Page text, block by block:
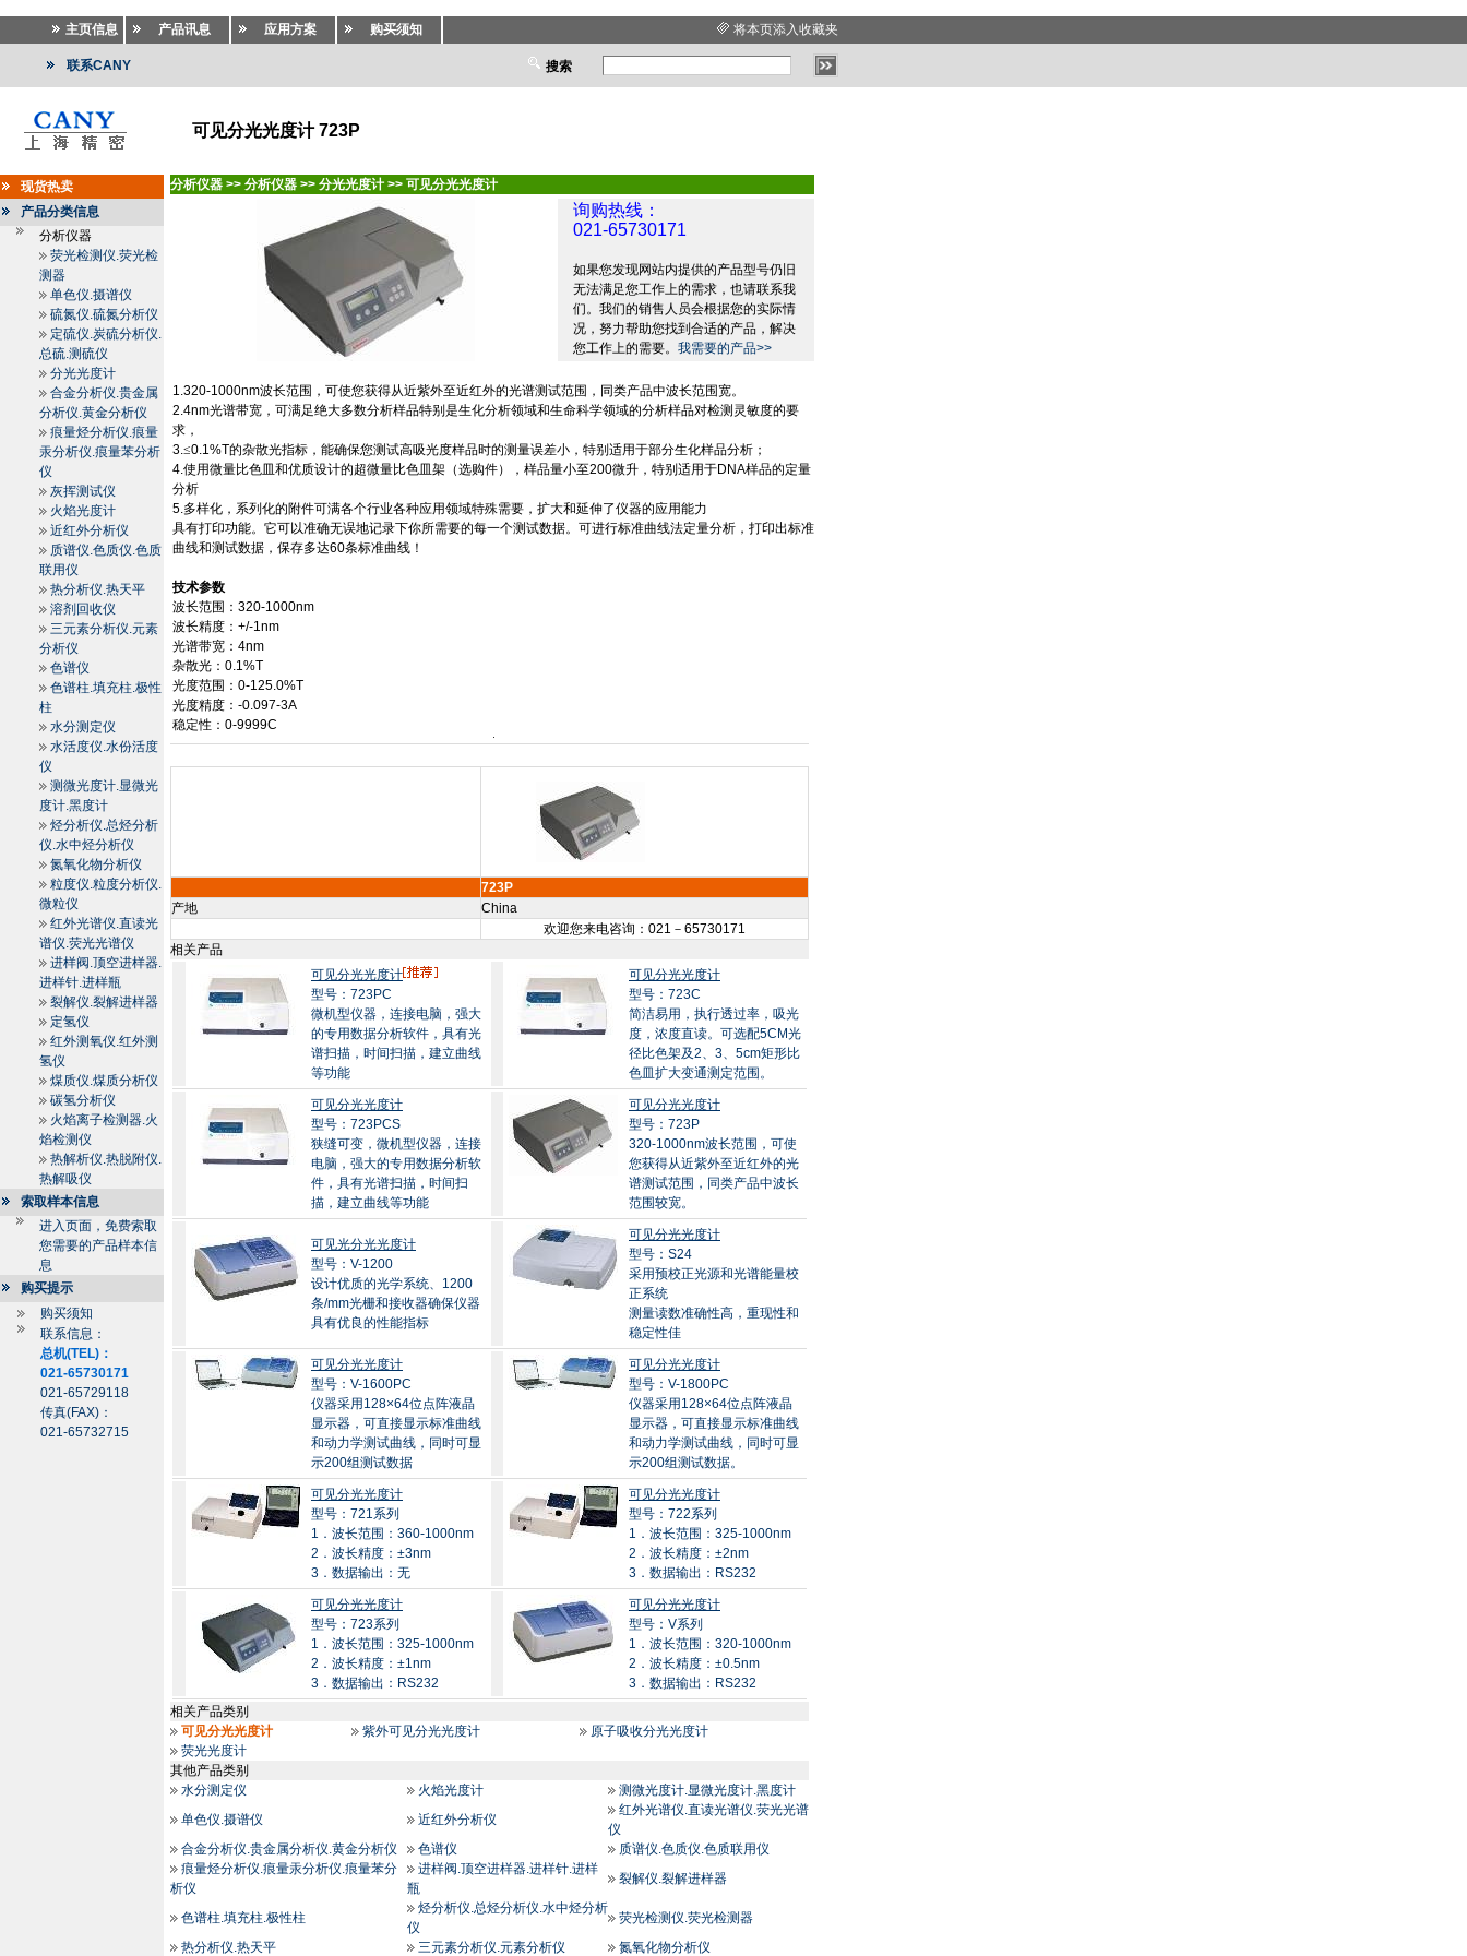
主页信息 产品讯息 应用方案 购买须知 将本页添入收藏夹
联系CANY 搜索
可见分光光度计 723P
现货热卖
产品分类信息
分析仪器
荧光检测仪.荧光检
测器
单色仪.摄谱仪
硫氮仪.硫氮分析仪
定硫仪.炭硫分析仪.
总硫.测硫仪
分光光度计
合金分析仪.贵金属
分析仪.黄金分析仪
痕量烃分析仪.痕量
汞分析仪.痕量苯分析
仪
灰挥测试仪
火焰光度计
近红外分析仪
质谱仪.色质仪.色质
联用仪
热分析仪.热天平
溶剂回收仪
三元素分析仪.元素
分析仪
色谱仪
色谱柱.填充柱.极性
柱
水分测定仪
水活度仪.水份活度
仪
测微光度计.显微光
度计.黑度计
烃分析仪.总烃分析
仪.水中烃分析仪
氮氧化物分析仪
粒度仪.粒度分析仪.
微粒仪
红外光谱仪.直读光
谱仪.荧光光谱仪
进样阀.顶空进样器.
进样针.进样瓶
裂解仪.裂解进样器
定氢仪
红外测氧仪.红外测
氢仪
煤质仪.煤质分析仪
碳氢分析仪
火焰离子检测器.火
焰检测仪
热解析仪.热脱附仪.
热解吸仪
索取样本信息
进入页面，免费索取
您需要的产品样本信
息
购买提示
购买须知
联系信息：
总机(TEL)：
021-65730171
021-65729118
传真(FAX)：
021-65732715
分析仪器 >> 分析仪器 >> 分光光度计 >> 可见分光光度计
询购热线：
021-65730171
如果您发现网站内提供的产品型号仍旧
无法满足您工作上的需求，也请联系我
们。我们的销售人员会根据您的实际情
况，努力帮助您找到合适的产品，解决
您工作上的需要。 我需要的产品>>
1.320-1000nm波长范围，可使您获得从近紫外至近红外的光谱测试范围，同类产品中波长范围宽。
2.4nm光谱带宽，可满足绝大多数分析样品特别是生化分析领域和生命科学领域的分析样品对检测灵敏度的要
求，
3.≤0.1%T的杂散光指标，能确保您测试高吸光度样品时的测量误差小，特别适用于部分生化样品分析；
4.使用微量比色皿和优质设计的超微量比色皿架（选购件），样品量小至200微升，特别适用于DNA样品的定量
分析
5.多样化，系列化的附件可满各个行业各种应用领域特殊需要，扩大和延伸了仪器的应用能力
具有打印功能。它可以准确无误地记录下你所需要的每一个测试数据。可进行标准曲线法定量分析，打印出标准
曲线和测试数据，保存多达60条标准曲线！
技术参数
波长范围： 320-1000nm
波长精度： +/-1nm
光谱带宽： 4nm
杂散光： 0.1%T
光度范围： 0-125.0%T
光度精度： -0.097-3A
稳定性： 0-9999C
723P
产地
China
欢迎您来电咨询：021－65730171
相关产品
可见分光光度计
型号：723PC
微机型仪器，连接电脑，强大
的专用数据分析软件，具有光
谱扫描，时间扫描，建立曲线
等功能
可见分光光度计
型号：723C
简洁易用，执行透过率，吸光
度，浓度直读。可选配5CM光
径比色架及2、3、5cm矩形比
色皿扩大变通测定范围。
可见分光光度计
型号：723PCS
狭缝可变，微机型仪器，连接
电脑，强大的专用数据分析软
件，具有光谱扫描，时间扫
描，建立曲线等功能
可见分光光度计
型号：723P
320-1000nm波长范围，可使
您获得从近紫外至近红外的光
谱测试范围，同类产品中波长
范围较宽。
可见光分光光度计
型号：V-1200
设计优质的光学系统、1200
条/mm光栅和接收器确保仪器
具有优良的性能指标
可见分光光度计
型号：S24
采用预校正光源和光谱能量校
正系统
测量读数准确性高，重现性和
稳定性佳
可见分光光度计
型号：V-1600PC
仪器采用128×64位点阵液晶
显示器，可直接显示标准曲线
和动力学测试曲线，同时可显
示200组测试数据
可见分光光度计
型号：V-1800PC
仪器采用128×64位点阵液晶
显示器，可直接显示标准曲线
和动力学测试曲线，同时可显
示200组测试数据。
可见分光光度计
型号：721系列
1．波长范围：360-1000nm
2．波长精度：±3nm
3．数据输出：无
可见分光光度计
型号：722系列
1．波长范围：325-1000nm
2．波长精度：±2nm
3．数据输出：RS232
可见分光光度计
型号：723系列
1．波长范围：325-1000nm
2．波长精度：±1nm
3．数据输出：RS232
可见分光光度计
型号：V系列
1．波长范围：320-1000nm
2．波长精度：±0.5nm
3．数据输出：RS232
相关产品类别
可见分光光度计
紫外可见分光光度计
原子吸收分光光度计
荧光光度计
其他产品类别
水分测定仪
火焰光度计
测微光度计.显微光度计.黑度计
单色仪.摄谱仪
近红外分析仪
红外光谱仪.直读光谱仪.荧光光谱
仪
合金分析仪.贵金属分析仪.黄金分析仪
色谱仪
质谱仪.色质仪.色质联用仪
痕量烃分析仪.痕量汞分析仪.痕量苯分
析仪
进样阀.顶空进样器.进样针.进样
瓶
裂解仪.裂解进样器
色谱柱.填充柱.极性柱
烃分析仪.总烃分析仪.水中烃分析
仪
荧光检测仪.荧光检测器
热分析仪.热天平
三元素分析仪.元素分析仪 氮氧化物分析仪